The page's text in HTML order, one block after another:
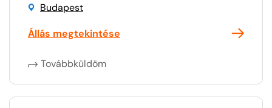
Budapest
Állás megtekintése
Továbbküldöm